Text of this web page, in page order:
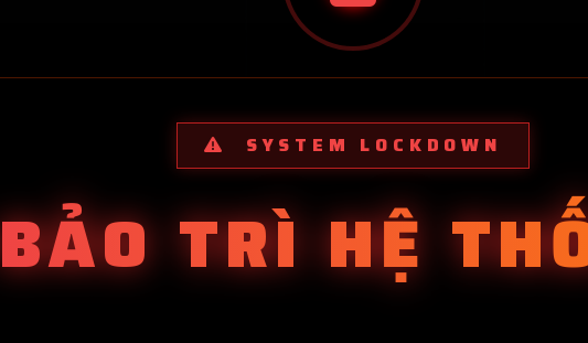
SYSTEM LOCKDOWN
BẢO TRÌ HỆ